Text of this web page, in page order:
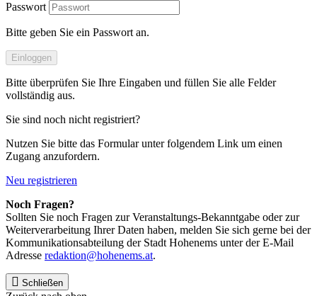
Passwort
Bitte geben Sie ein Passwort an.
Einloggen
Bitte überprüfen Sie Ihre Eingaben und füllen Sie alle Felder
vollständig aus.
Sie sind noch nicht registriert?
Nutzen Sie bitte das Formular unter folgendem Link um einen
Zugang anzufordern.
Neu registrieren
Noch Fragen?
Sollten Sie noch Fragen zur Veranstaltungs-Bekanntgabe oder zur
Weiterverarbeitung Ihrer Daten haben, melden Sie sich gerne bei der
Kommunikationsabteilung der Stadt Hohenems unter der E-Mail
Adresse redaktion@hohenems.at.
Schließen